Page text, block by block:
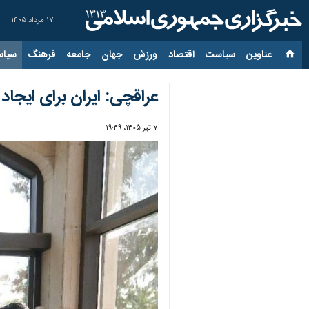
۱۷ مرداد ۱۴۰۵
عناوین‌ سیاست اقتصاد ورزش جهان جامعه فرهنگ
عراقچی: ایران برای
۷ تیر ۱۴۰۵، ۱۹:۴۹